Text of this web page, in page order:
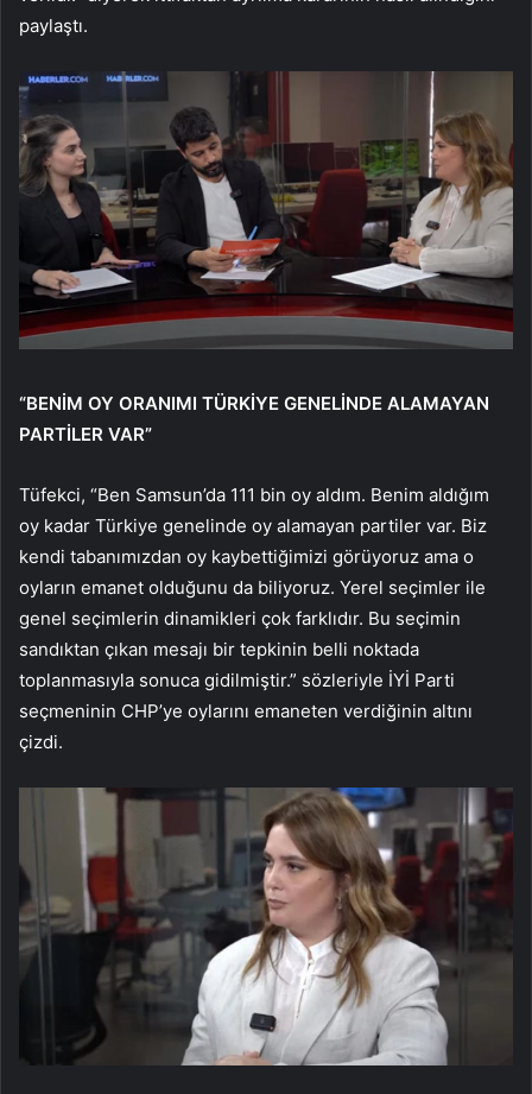
paylaştı.
“BENİM OY ORANIMI TÜRKİYE GENELİNDE ALAMAYAN
PARTİLER VAR”
Tüfekci, “Ben Samsun’da 111 bin oy aldım. Benim aldığım
oy kadar Türkiye genelinde oy alamayan partiler var. Biz
kendi tabanımızdan oy kaybettiğimizi görüyoruz ama o
oyların emanet olduğunu da biliyoruz. Yerel seçimler ile
genel seçimlerin dinamikleri çok farklıdır. Bu seçimin
sandıktan çıkan mesajı bir tepkinin belli noktada
toplanmasıyla sonuca gidilmiştir.” sözleriyle İYİ Parti
seçmeninin CHP’ye oylarını emaneten verdiğinin altını
çizdi.